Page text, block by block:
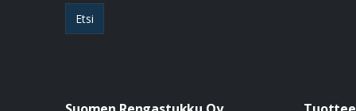
Etsi